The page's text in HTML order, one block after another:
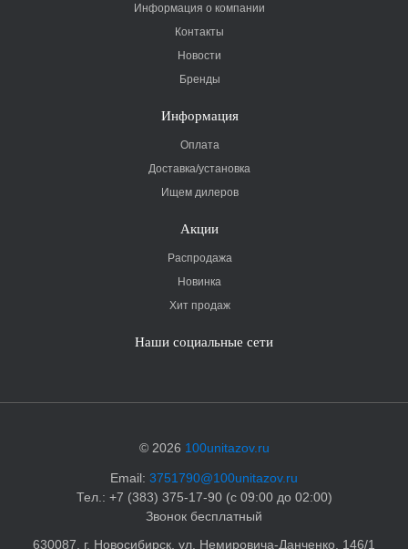
Информация о компании
Контакты
Новости
Бренды
Информация
Оплата
Доставка/установка
Ищем дилеров
Акции
Распродажа
Новинка
Хит продаж
Наши социальные сети
© 2026 100unitazov.ru
Email: 3751790@100unitazov.ru
Тел.: +7 (383) 375-17-90 (с 09:00 до 02:00)
Звонок бесплатный
630087, г. Новосибирск, ул. Немировича-Данченко, 146/1